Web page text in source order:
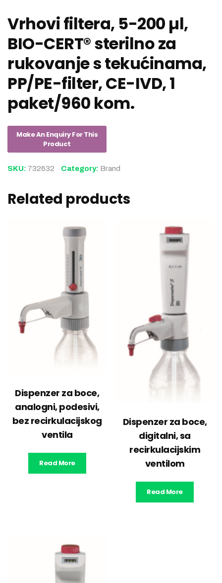
Vrhovi filtera, 5-200 µl,
BIO-CERT® sterilno za
rukovanje s tekućinama,
PP/PE-filter, CE-IVD, 1
paket/960 kom.
SKU: 732632 Category: Brand
Related products
Dispenzer za boce,
analogni, podesivi,
bez recirkulacijskog
ventila
Read More
Dispenzer za boce,
digitalni, sa
recirkulacijskim
ventilom
Read More